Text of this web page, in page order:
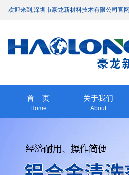
欢迎来到,深圳市豪龙新材料技术有限公司官网
首 页
Home
关于我们
About